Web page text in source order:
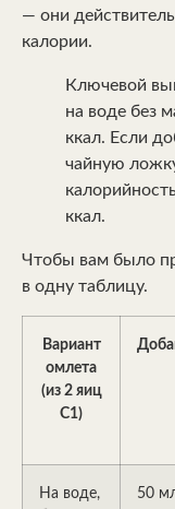
— они
калории.
Ключевой
на воде без
ккал. Если
чайную
ккал.
Чтобы вам было
в одну таблицу.
Вариант
омлета
(из 2 яиц
С1)
На воде,
50